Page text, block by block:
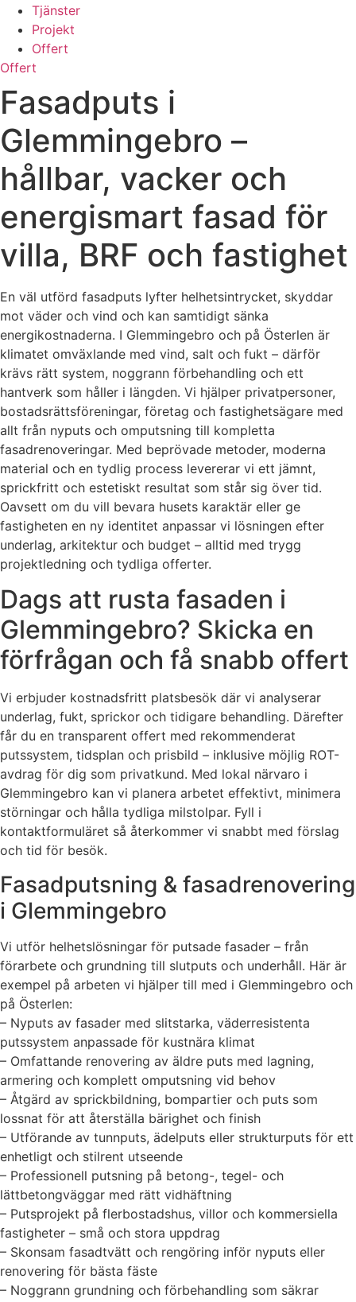
Tjänster
Projekt
Offert
Offert
Fasadputs i
Glemmingebro –
hållbar, vacker och
energismart fasad för
villa, BRF och fastighet
En väl utförd fasadputs lyfter helhetsintrycket, skyddar
mot väder och vind och kan samtidigt sänka
energikostnaderna. I Glemmingebro och på Österlen är
klimatet omväxlande med vind, salt och fukt – därför
krävs rätt system, noggrann förbehandling och ett
hantverk som håller i längden. Vi hjälper privatpersoner,
bostadsrättsföreningar, företag och fastighetsägare med
allt från nyputs och omputsning till kompletta
fasadrenoveringar. Med beprövade metoder, moderna
material och en tydlig process levererar vi ett jämnt,
sprickfritt och estetiskt resultat som står sig över tid.
Oavsett om du vill bevara husets karaktär eller ge
fastigheten en ny identitet anpassar vi lösningen efter
underlag, arkitektur och budget – alltid med trygg
projektledning och tydliga offerter.
Dags att rusta fasaden i
Glemmingebro? Skicka en
förfrågan och få snabb offert
Vi erbjuder kostnadsfritt platsbesök där vi analyserar
underlag, fukt, sprickor och tidigare behandling. Därefter
får du en transparent offert med rekommenderat
putssystem, tidsplan och prisbild – inklusive möjlig ROT-
avdrag för dig som privatkund. Med lokal närvaro i
Glemmingebro kan vi planera arbetet effektivt, minimera
störningar och hålla tydliga milstolpar. Fyll i
kontaktformuläret så återkommer vi snabbt med förslag
och tid för besök.
Fasadputsning & fasadrenovering
i Glemmingebro
Vi utför helhetslösningar för putsade fasader – från
förarbete och grundning till slutputs och underhåll. Här är
exempel på arbeten vi hjälper till med i Glemmingebro och
på Österlen:
– Nyputs av fasader med slitstarka, väderresistenta
putssystem anpassade för kustnära klimat
– Omfattande renovering av äldre puts med lagning,
armering och komplett omputsning vid behov
– Åtgärd av sprickbildning, bompartier och puts som
lossnat för att återställa bärighet och finish
– Utförande av tunnputs, ädelputs eller strukturputs för ett
enhetligt och stilrent utseende
– Professionell putsning på betong-, tegel- och
lättbetongväggar med rätt vidhäftning
– Putsprojekt på flerbostadshus, villor och kommersiella
fastigheter – små och stora uppdrag
– Skonsam fasadtvätt och rengöring inför nyputs eller
renovering för bästa fäste
– Noggrann grundning och förbehandling som säkrar